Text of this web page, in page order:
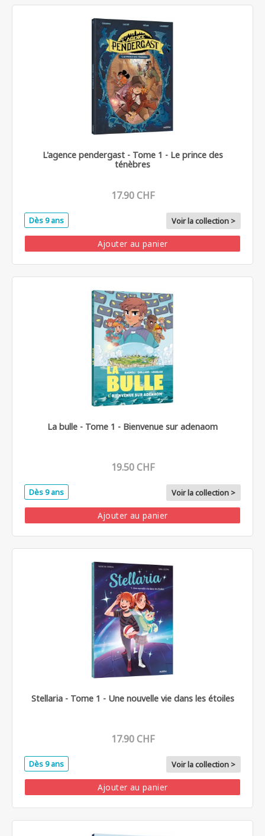
L'agence pendergast - Tome 1 - Le prince des
ténèbres
17.90 CHF
Dès 9 ans Voir la collection >
Ajouter au panier
La bulle - Tome 1 - Bienvenue sur adenaom
19.50 CHF
Dès 9 ans Voir la collection >
Ajouter au panier
Stellaria - Tome 1 - Une nouvelle vie dans les étoiles
17.90 CHF
Dès 9 ans Voir la collection >
Ajouter au panier